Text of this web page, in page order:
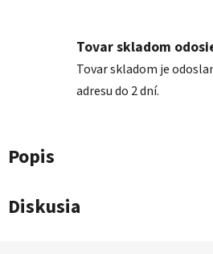
Tovar skladom
Tovar skladom je
adresu do 2 dní.
Popis
Diskusia